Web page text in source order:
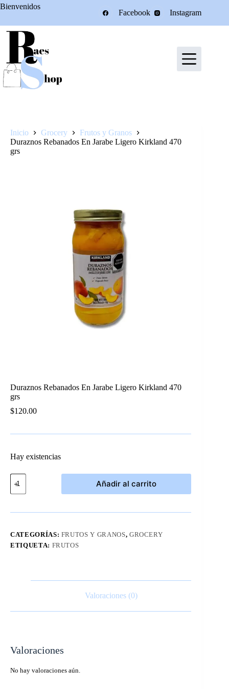
Saltar
Bienvenidos
Facebook Instagram
Inicio Grocery
Frutos y Granos
Duraznos Rebanados En Jarabe Ligero Kirkland 470
grs
Duraznos Rebanados En Jarabe Ligero Kirkland 470
grs
$120.00
Hay existencias
Duraznos
Rebanados
En
Ligero
grs
cantidad
Añadir al carrito
CATEGORÍAS: FRUTOS Y GRANOS, GROCERY
ETIQUETA: FRUTOS
Valoraciones (0)
Valoraciones
No hay valoraciones aún.